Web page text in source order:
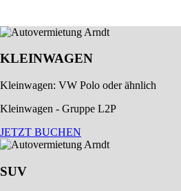
KLEINWAGEN
Kleinwagen: VW Polo oder ähnlich
Kleinwagen - Gruppe L2P
JETZT BUCHEN
SUV